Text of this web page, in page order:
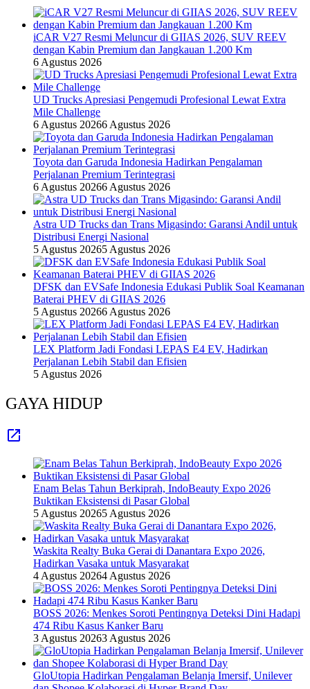
iCAR V27 Resmi Meluncur di GIIAS 2026, SUV REEV
dengan Kabin Premium dan Jangkauan 1.200 Km
6 Agustus 2026
UD Trucks Apresiasi Pengemudi Profesional Lewat Extra
Mile Challenge
6 Agustus 20266 Agustus 2026
Toyota dan Garuda Indonesia Hadirkan Pengalaman
Perjalanan Premium Terintegrasi
6 Agustus 20266 Agustus 2026
Astra UD Trucks dan Trans Migasindo: Garansi Andil untuk
Distribusi Energi Nasional
5 Agustus 20265 Agustus 2026
DFSK dan EVSafe Indonesia Edukasi Publik Soal Keamanan
Baterai PHEV di GIIAS 2026
5 Agustus 20266 Agustus 2026
LEX Platform Jadi Fondasi LEPAS E4 EV, Hadirkan
Perjalanan Lebih Stabil dan Efisien
5 Agustus 2026
GAYA HIDUP
Enam Belas Tahun Berkiprah, IndoBeauty Expo 2026
Buktikan Eksistensi di Pasar Global
5 Agustus 20265 Agustus 2026
Waskita Realty Buka Gerai di Danantara Expo 2026,
Hadirkan Vasaka untuk Masyarakat
4 Agustus 20264 Agustus 2026
BOSS 2026: Menkes Soroti Pentingnya Deteksi Dini Hadapi
474 Ribu Kasus Kanker Baru
3 Agustus 20263 Agustus 2026
GloUtopia Hadirkan Pengalaman Belanja Imersif, Unilever